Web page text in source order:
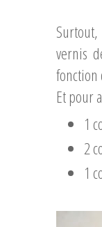
vernis
fonction
Et pour
1
2
1